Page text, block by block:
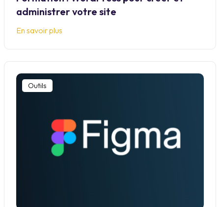
administrer votre site
En savoir plus
Outils